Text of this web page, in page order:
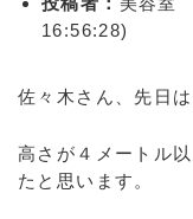
16:56:28)
佐々木さん、先日
高さが４メートル
たと思います。